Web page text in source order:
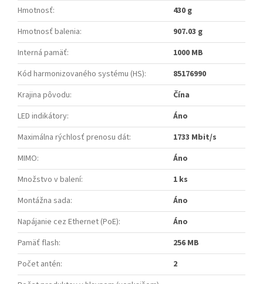
Hmotnosť:
430 g
Hmotnosť balenia:
907.03 g
Interná pamäť:
1000 MB
Kód harmonizovaného systému (HS):
85176990
Krajina pôvodu:
Čína
LED indikátory:
Áno
Maximálna rýchlosť prenosu dát:
1733 Mbit/s
MIMO:
Áno
Množstvo v balení:
1 ks
Montážna sada:
Áno
Napájanie cez Ethernet (PoE):
Áno
Pamäť flash:
256 MB
Počet antén:
2